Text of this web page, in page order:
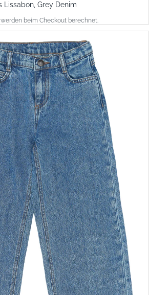
Grey Denim
werden beim Checkout berechnet.